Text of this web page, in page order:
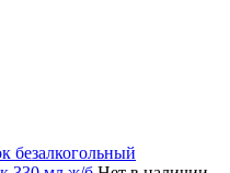
безалкогольный